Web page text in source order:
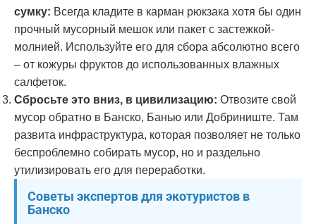
сумку: Всегда кладите в карман рюкзака хотя бы один
прочный мусорный мешок или пакет с застежкой-
молнией. Используйте его для сбора абсолютно всего
– от кожуры фруктов до использованных влажных
салфеток.
Сбросьте это вниз, в цивилизацию: Отвозите свой
мусор обратно в Банско, Банью или Добриниште. Там
развита инфраструктура, которая позволяет не только
беспроблемно собирать мусор, но и раздельно
утилизировать его для переработки.
Советы экспертов для экотуристов в
Банско